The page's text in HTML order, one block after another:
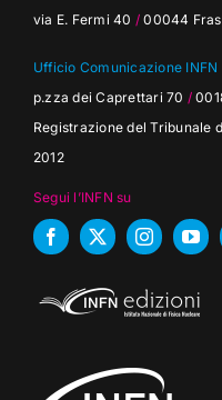
via E. Fermi 40 / 00044
Ufficio Comunicazione INFN
p.zza dei Caprettari 70 /
Registrazione del Tribunale
2012
Segui l’INFN su